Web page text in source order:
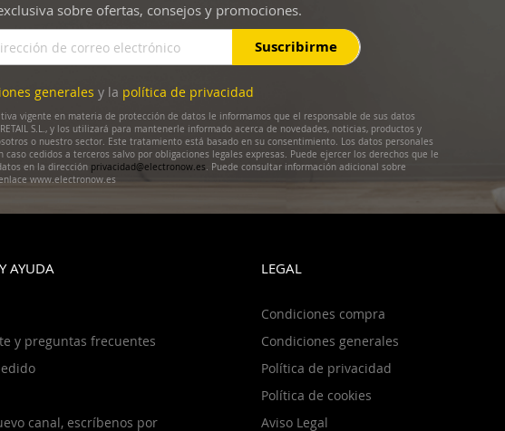
sobre ofertas, consejos y promociones.
Suscribirme
generales y la política de privacidad
vigente en materia de protección de datos le informamos que el responsable de sus datos
RETAIL S.L., y los utilizará para mantenerle informado acerca de novedades, noticias, productos y
o nuestro sector. Este tratamiento está basado en su consentimiento. Los datos personales
caso cedidos a terceros salvo por obligaciones legales expresas. Puede ejercer los derechos que le
en la dirección privacidad@electronow.es. Puede consultar información adicional sobre
www.electronow.es
AYUDA
y preguntas frecuentes
canal, escríbenos por
LEGAL
Condiciones compra
Condiciones generales
Política de privacidad
Política de cookies
Aviso Legal